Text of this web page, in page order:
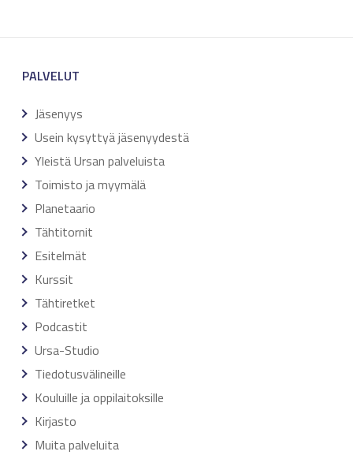
PALVELUT
Jäsenyys
Usein kysyttyä jäsenyydestä
Yleistä Ursan palveluista
Toimisto ja myymälä
Planetaario
Tähtitornit
Esitelmät
Kurssit
Tähtiretket
Podcastit
Ursa-Studio
Tiedotusvälineille
Kouluille ja oppilaitoksille
Kirjasto
Muita palveluita